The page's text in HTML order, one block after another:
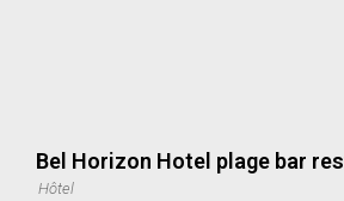
Bel Horizon Hotel plage bar
Hôtel